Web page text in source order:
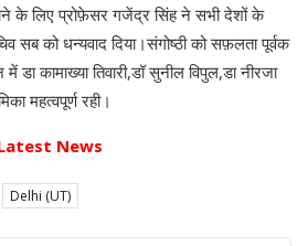
के लिए प्रोफ़ेसर गजेंद्र सिंह ने सभी देशों के
को धन्यवाद दिया।संगोष्ठी को सफ़लता पूर्वक
कामाख्या तिवारी,डॉ सुनील विपुल,डा नीरजा
महत्वपूर्ण रही।
News
Delhi (UT)